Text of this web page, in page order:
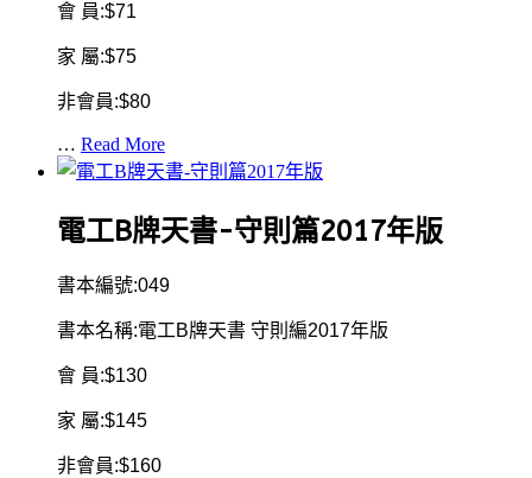
會 員:$71
家 屬:$75
非會員:$80
… Read More
電工B牌天書-守則篇2017年版
書本編號:049
書本名稱:電工B牌天書 守則編2017年版
會 員:$130
家 屬:$145
非會員:$160